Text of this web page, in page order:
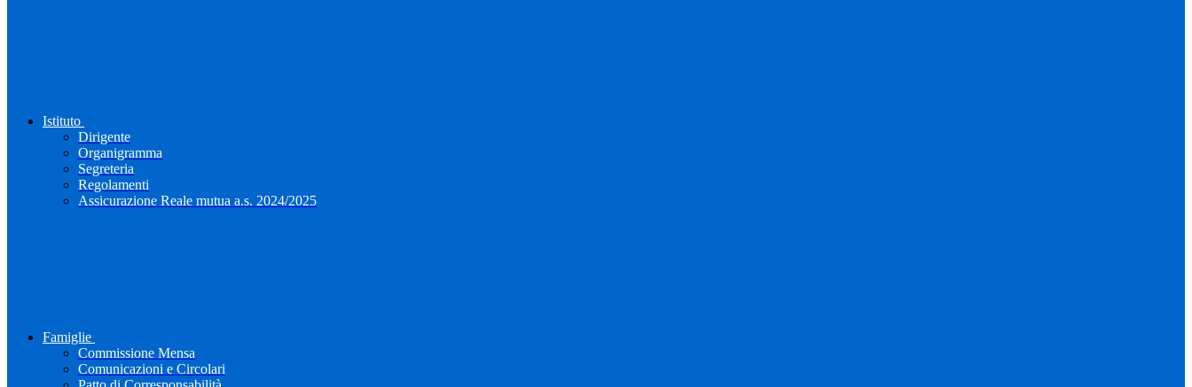
Istituto
Dirigente
Organigramma
Segreteria
Regolamenti
Assicurazione Reale mutua a.s. 2024/2025
Famiglie
Commissione Mensa
Comunicazioni e Circolari